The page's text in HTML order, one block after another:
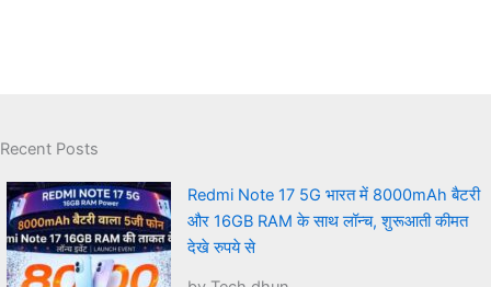
Recent Posts
Redmi Note 17 5G भारत में 8000mAh बैटरी
और 16GB RAM के साथ लॉन्च, शुरूआती कीमत
देखे रुपये से